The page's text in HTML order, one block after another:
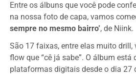
Entre os álbuns que você pode
na nossa foto de capa, vamos
sempre no mesmo bairro’, de Niink.
São 17 faixas, entre elas muito drill,
flow que “cê já sabe”. O álbum está
plataformas digitais desde o dia 27